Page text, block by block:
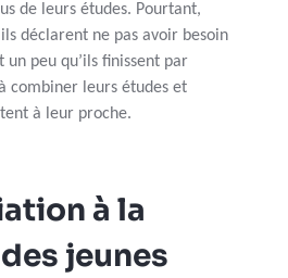
de leurs études. Pourtant,
déclarent ne pas avoir besoin
un peu qu’ils finissent par
combiner leurs études et
à leur proche.
à la
jeunes